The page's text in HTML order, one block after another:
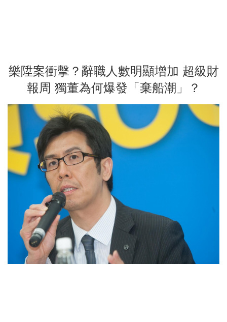
樂陞案衝擊？辭職人數明顯增加 超級財
報周 獨董為何爆發「棄船潮」？